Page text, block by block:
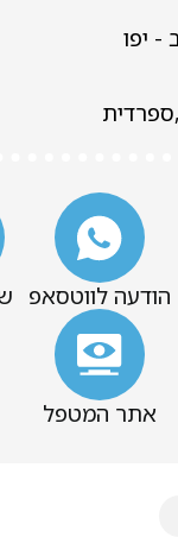
- יפו
הודעה לווטסאפ
אתר המטפל